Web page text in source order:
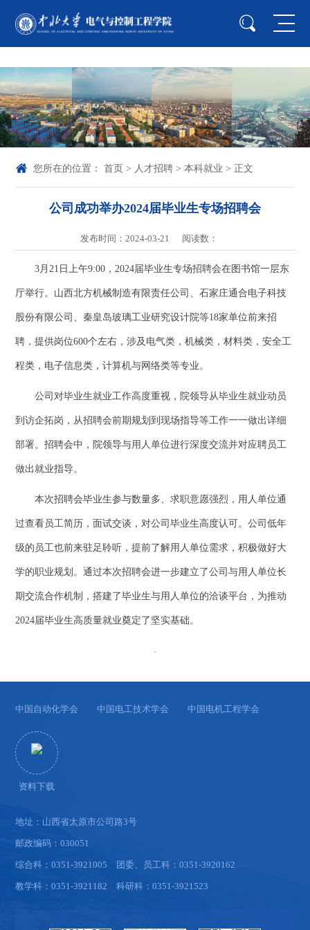
中国·yl23411(永利)集团官网-Officialwebsite
您所在的位置： 首页> 人才招聘> 本科就业 > 正文
公司成功举办2024届毕业生专场招聘会
发布时间：2024-03-21 阅读数：
3月21日上午9:00，2024届毕业生专场招聘会在图书馆一层东
厅举行。山西北方机械制造有限责任公司、石家庄通合电子科技
股份有限公司、秦皇岛玻璃工业研究设计院等18家单位前来招
聘，提供岗位600个左右，涉及电气类，机械类，材料类，安全工
程类，电子信息类，计算机与网络类等专业。
公司对毕业生就业工作高度重视，院领导从毕业生就业动员
到访企拓岗，从招聘会前期规划到现场指导等工作一一做出详细
部署。招聘会中，院领导与用人单位进行深度交流并对应聘员工
做出就业指导。
本次招聘会毕业生参与数量多、求职意愿强烈，用人单位通
过查看员工简历，面试交谈，对公司毕业生高度认可。公司低年
级的员工也前来驻足聆听，提前了解用人单位需求，积极做好大
学的职业规划。通过本次招聘会进一步建立了公司与用人单位长
期交流合作机制，搭建了毕业生与用人单位的洽谈平台，为推动
2024届毕业生高质量就业奠定了坚实基础。
中国自动化学会 中国电工技术学会 中国电机工程学会
资料下载
地址：山西省太原市公司路3号
邮政编码：030051
综合科：0351-3921005 团委、员工科：0351-3920162
教学科：0351-3921182 科研科：0351-3921523